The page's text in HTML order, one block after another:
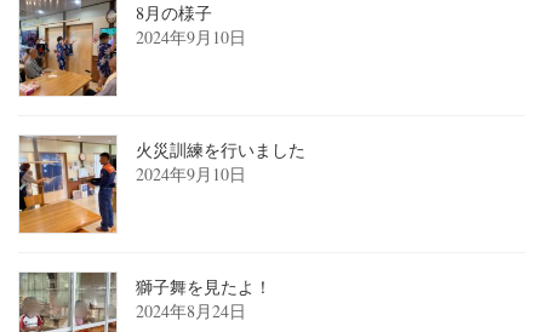
8月の様子
2024年9月10日
火災訓練を行いました
2024年9月10日
獅子舞を見たよ！
2024年8月24日